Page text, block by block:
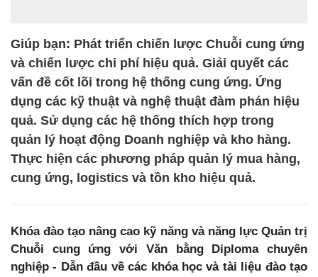
Giúp bạn: Phát triển chiến lược Chuỗi cung ứng
và chiến lược chi phí hiệu quả. Giải quyết các
vấn đề cốt lõi trong hệ thống cung ứng. Ứng
dụng các kỹ thuật và nghệ thuật đàm phán hiệu
quả. Sử dụng các hệ thống thích hợp trong
quản lý hoạt động Doanh nghiệp và kho hàng.
Thực hiện các phương pháp quản lý mua hàng,
cung ứng, logistics và tồn kho hiệu quả.
Khóa đào tạo nâng cao kỹ năng và năng lực Quản trị
Chuỗi cung ứng với Văn bằng Diploma chuyên
nghiệp - Dẫn đầu về các khóa học và tài liệu đào tạo